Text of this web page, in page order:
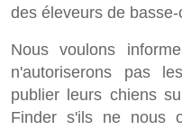
des éleveurs de
Nous voulons
n'autoriserons pas
publier leurs chiens
Finder s'ils ne nous